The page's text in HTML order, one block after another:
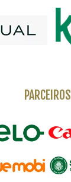
PARCEIROS